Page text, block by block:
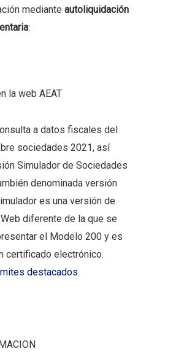
mediante autoliquidación
:
la web AEAT
a datos fiscales del
sociedades 2021, así
Simulador de Sociedades
denominada versión
es una versión de
diferente de la que se
el Modelo 200 y es
certificado electrónico.
destacados.